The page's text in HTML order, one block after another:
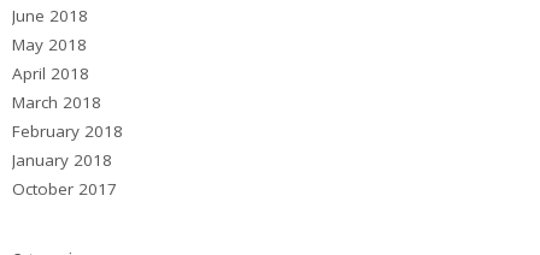
June 2018
May 2018
April 2018
March 2018
February 2018
January 2018
October 2017